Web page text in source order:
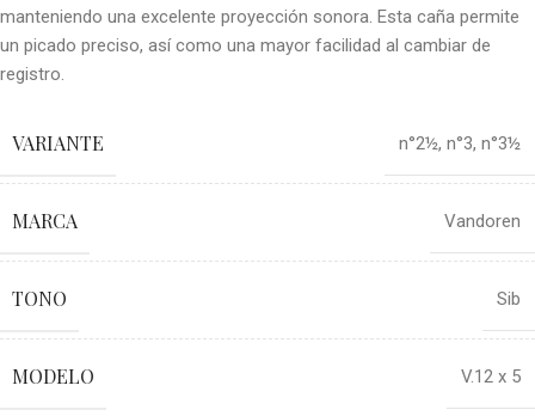
manteniendo una excelente proyección sonora. Esta caña permite
un picado preciso, así como una mayor facilidad al cambiar de
registro.
VARIANTE n°2½, n°3, n°3½
MARCA Vandoren
TONO Sib
MODELO V.12 x 5